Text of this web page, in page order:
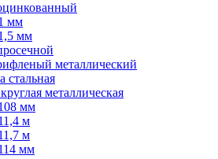
мм
мм
металлический
стальная
металлическая
мм
м
м
мм